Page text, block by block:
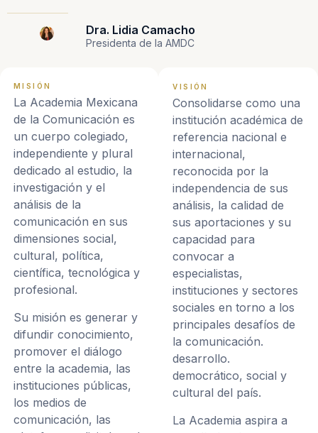
Dra. Lidia Camacho
Presidenta de la AMDC
MISIÓN
La Academia Mexicana
de la Comunicación es
un cuerpo colegiado,
independiente y plural
dedicado al estudio, la
investigación y el
análisis de la
comunicación en sus
dimensiones social,
cultural, política,
científica, tecnológica y
profesional.
Su misión es generar y
difundir conocimiento,
promover el diálogo
entre la academia, las
instituciones públicas,
los medios de
comunicación, las
VISIÓN
Consolidarse como una
institución académica de
referencia nacional e
internacional,
reconocida por la
independencia de sus
análisis, la calidad de
sus aportaciones y su
capacidad para
convocar a
especialistas,
instituciones y sectores
sociales en torno a los
principales desafíos de
la comunicación.
desarrollo.
democrático, social y
cultural del país.
La Academia aspira a